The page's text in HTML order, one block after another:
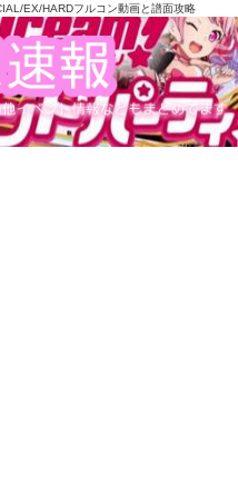
EX/HARDフルコン動画と譜面攻略